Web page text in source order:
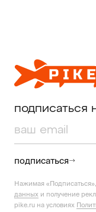
подписаться
подписаться
Нажимая
данных и получение
pike.ru на условиях